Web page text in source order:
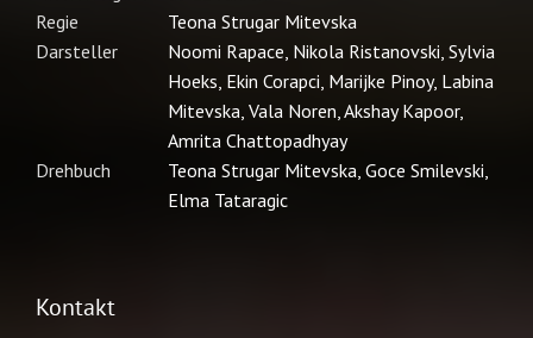
Kontakt